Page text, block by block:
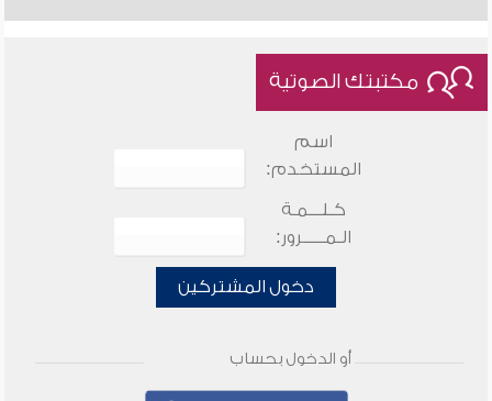
مكتبتك الصوتية
اسم
المستخدم:
كـلـــمـة
الـمـــــرور:
دخول المشتركين
أو الدخول بحساب